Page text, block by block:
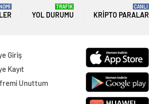
YOL DURUMU
TRAFİK
KRIPTO PARALAR
CANLI
Giriş
Kayıt
Unuttum